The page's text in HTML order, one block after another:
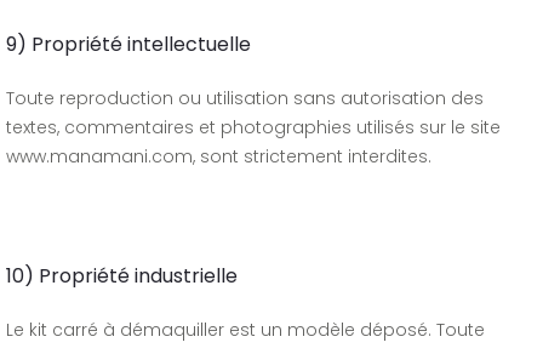
9) Propriété intellectuelle
Toute reproduction ou utilisation sans autorisation des
textes, commentaires et photographies utilisés sur le site
www.manamani.com, sont strictement interdites.
10) Propriété industrielle
Le kit carré à démaquiller est un modèle déposé. Toute